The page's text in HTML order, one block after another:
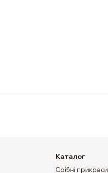
Каталог
Срібні прикраси